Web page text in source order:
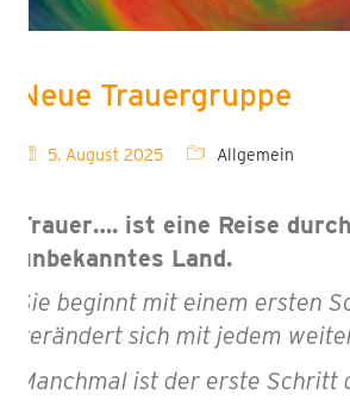
Neue Trauergruppe
5. August 2025 Allgemein
Trauer…. ist eine Reise
unbekanntes Land.
Sie beginnt mit einem ersten
verändert sich mit jedem
Manchmal ist der erste Schritt